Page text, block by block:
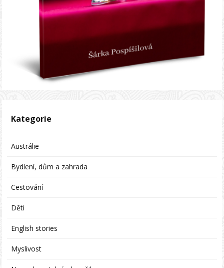
Kategorie
Austrálie
Bydlení, dům a zahrada
Cestování
Děti
English stories
Myslivost